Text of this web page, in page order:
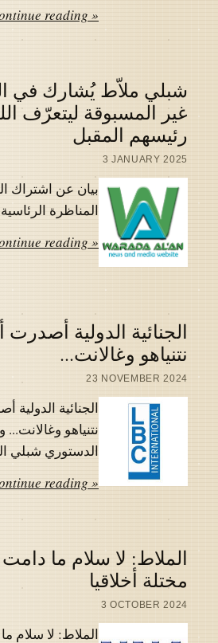
reading »
شبلي ملاّط يُشارك في
غير المسبوقة ليتعرّف
رئيسهم المقبل
3 JANUARY 2025
بيان عن اشتراك
المناظرة الرئاسية يوم
reading »
الجنائية الدولية
نتنياهو وغالانت...
23 NOVEMBER 2024
الجنائية
نتنياهو وغالانت...
الدستوري شبلي
reading »
الملاط: لا سلام ما
مختلة أخلاقيا
3 OCTOBER 2024
الملاط: لا سلام